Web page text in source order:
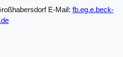
E-Mail: fb.eg.e.beck-